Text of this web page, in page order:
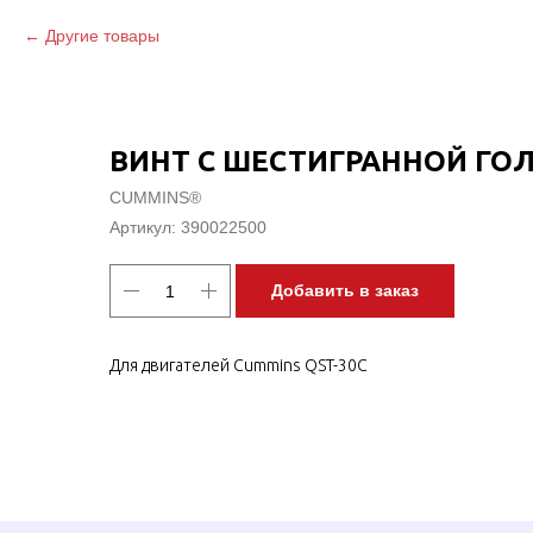
Другие товары
ВИНТ С ШЕСТИГРАННОЙ
CUMMINS®
Артикул: 390022500
Добавить в заказ
Для двигателей Cummins QST-30C